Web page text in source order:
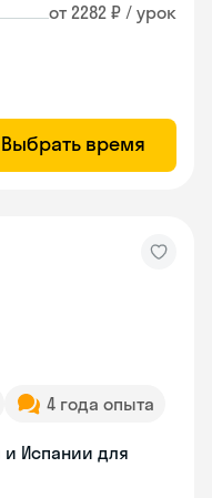
от 2282 ₽ / урок
Выбрать время
4 года опыта
и Испании для